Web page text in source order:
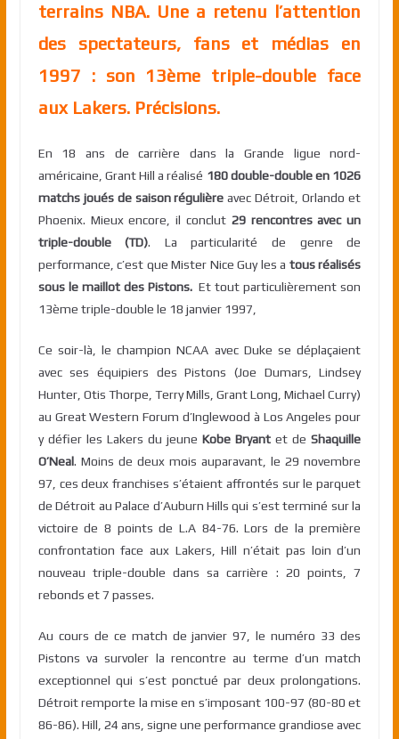
terrains NBA. Une a retenu l’attention
des spectateurs, fans et médias en
1997 : son 13ème triple-double face
aux Lakers. Précisions.
En 18 ans de carrière dans la Grande ligue nord-
américaine, Grant Hill a réalisé 180 double-double en 1026
matchs joués de saison régulière avec Détroit, Orlando et
Phoenix. Mieux encore, il conclut 29 rencontres avec un
triple-double (TD). La particularité de genre de
performance, c’est que Mister Nice Guy les a tous réalisés
sous le maillot des Pistons.Et tout particulièrement son
13ème triple-double le 18 janvier 1997,
Ce soir-là, le champion NCAA avec Duke se déplaçaient
avec ses équipiers des Pistons (Joe Dumars, Lindsey
Hunter, Otis Thorpe, Terry Mills, Grant Long, Michael Curry)
au Great Western Forum d’Inglewood à Los Angeles pour
y défier les Lakers du jeuneKobe Bryant et deShaquille
O’Neal. Moins de deux mois auparavant, le 29 novembre
97, ces deux franchises s’étaient affrontés sur le parquet
de Détroit au Palace d’Auburn Hills qui s’est terminé sur la
victoire de 8 points de L.A 84-76. Lors de la première
confrontation face aux Lakers, Hill n’était pas loin d’un
nouveau triple-double dans sa carrière : 20 points, 7
rebonds et 7 passes.
Au cours de ce match de janvier 97, le numéro 33 des
Pistons va survoler la rencontre au terme d’un match
exceptionnel qui s’est ponctué par deux prolongations.
Détroit remporte la mise en s’imposant 100-97 (80-80 et
86-86). Hill, 24 ans, signe une performance grandiose avec